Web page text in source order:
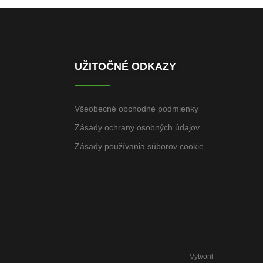
UŽITOČNÉ ODKAZY
Všeobecné obchodné podmienky
Zásady ochrany osobných údajov
Zásady používania súborov cookie
Vytvoril